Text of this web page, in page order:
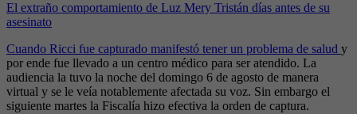
El extraño comportamiento de Luz Mery Tristán días antes de su
asesinato
Cuando Ricci fue capturado manifestó tener un problema de salud y
por ende fue llevado a un centro médico para ser atendido. La
audiencia la tuvo la noche del domingo 6 de agosto de manera
virtual y se le veía notablemente afectada su voz. Sin embargo el
siguiente martes la Fiscalía hizo efectiva la orden de captura.